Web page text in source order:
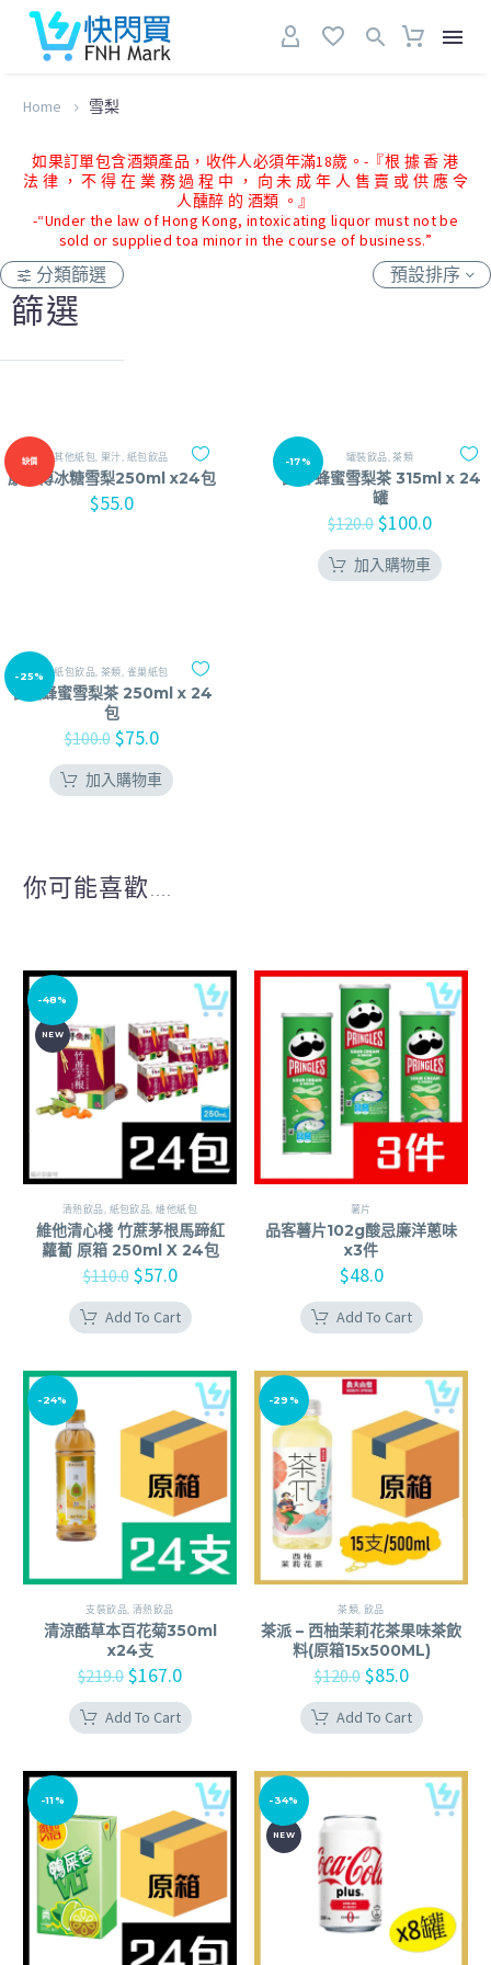
Home 雪梨
如果訂單包含酒類產品，收件人必須年滿18歲。-『根 據 香 港
法 律 ， 不 得 在 業 務 過 程 中 ， 向 未 成 年 人 售 賣 或 供 應 令
人醺醉 的 酒類 。』
-“Under the law of Hong Kong, intoxicating liquor must not be
sold or supplied toa minor in the course of business.”
分類篩選
篩選
預設排序
缺價 其他紙包 ,果汁 紙包飲品
康師傅冰糖雪梨250ml x24包
$55.0
-17% 罐裝飲品 ,茶類
雀巢 蜂蜜雪梨茶 315ml x 24
罐
$120.0 $100.0
加入購物車
-25% 紙包飲品 ,茶類 雀巢紙包
雀巢蜂蜜雪梨茶 250ml x 24
包
$100.0 $75.0
加入購物車
你可能喜歡....
-48%
NEW
清熱飲品 紙包飲品 ,維他紙包
維他清心棧 竹蔗茅根馬蹄紅
蘿蔔 原箱 250ml X 24包
$110.0 $57.0
Add To Cart
薯片
品客薯片102g酸忌廉洋蔥味
x3件
$48.0
Add To Cart
-24%
支裝飲品 清熱飲品
清涼酷草本百花菊350ml
x24支
$219.0 $167.0
Add To Cart
-29%
茶類 飲品
茶派 – 西柚茉莉花茶果味茶飲
料(原箱15x500ML)
$120.0 $85.0
Add To Cart
-11% -34%
NEW